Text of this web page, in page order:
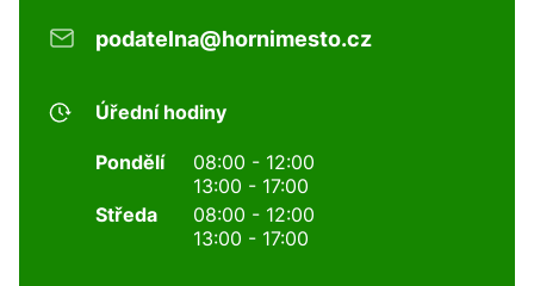
podatelna@hornimesto.cz
Úřední hodiny
Pondělí
08:00 - 12:00
13:00 - 17:00
Středa
08:00 - 12:00
13:00 - 17:00